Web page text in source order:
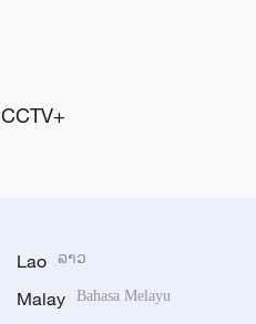
CCTV+
Lao ລາວ
Malay Bahasa Melayu